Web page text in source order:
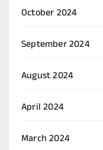
October 2024
September 2024
August 2024
April 2024
March 2024